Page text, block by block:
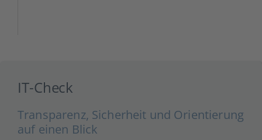
IT-Check
Transparenz, Sicherheit und Orientierung
auf einen Blick